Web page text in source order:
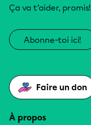
Ça va t’aider, promis!
Abonne-toi ici!
Faire un don
À propos